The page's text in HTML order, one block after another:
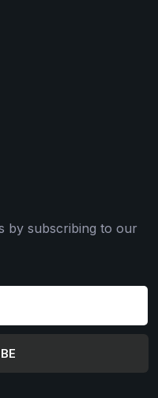
by subscribing to our